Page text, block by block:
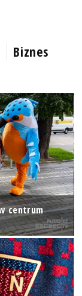
Biznes
centrum